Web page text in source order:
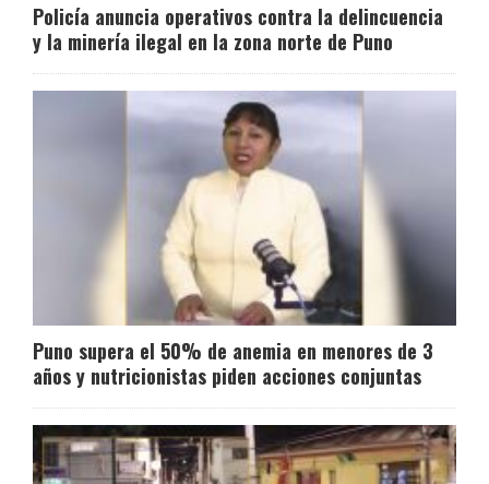
Policía anuncia operativos contra la delincuencia
y la minería ilegal en la zona norte de Puno
Puno supera el 50% de anemia en menores de 3
años y nutricionistas piden acciones conjuntas